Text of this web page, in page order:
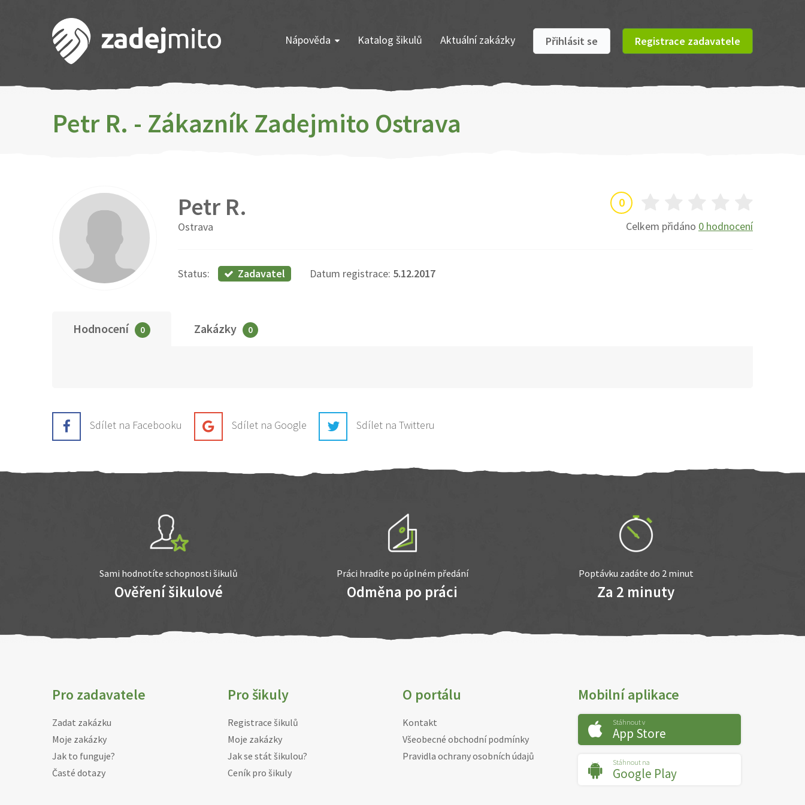
Nápověda Katalog šikulů Aktuální zakázky Přihlásit se Registrace zadavatele
Petr R. - Zákazník Zadejmito Ostrava
0
Celkem přidáno 0 hodnocení
Petr R.
Ostrava
Status: Zadavatel Datum registrace: 5.12.2017
Hodnocení 0 Zakázky 0
Sdílet na Facebooku Sdílet na Google Sdílet na Twitteru
Sami hodnotíte schopnosti šikulů
Ověření šikulové
Práci hradíte po úplném předání
Odměna po práci
Poptávku zadáte do 2 minut
Za 2 minuty
Pro zadavatele
Zadat zakázku
Moje zakázky
Jak to funguje?
Časté dotazy
Pro šikuly
Registrace šikulů
Moje zakázky
Jak se stát šikulou?
Ceník pro šikuly
O portálu
Kontakt
Všeobecné obchodní podmínky
Pravidla ochrany osobních údajů
Mobilní aplikace
Stáhnout v
App Store
Stáhnout na
Google Play